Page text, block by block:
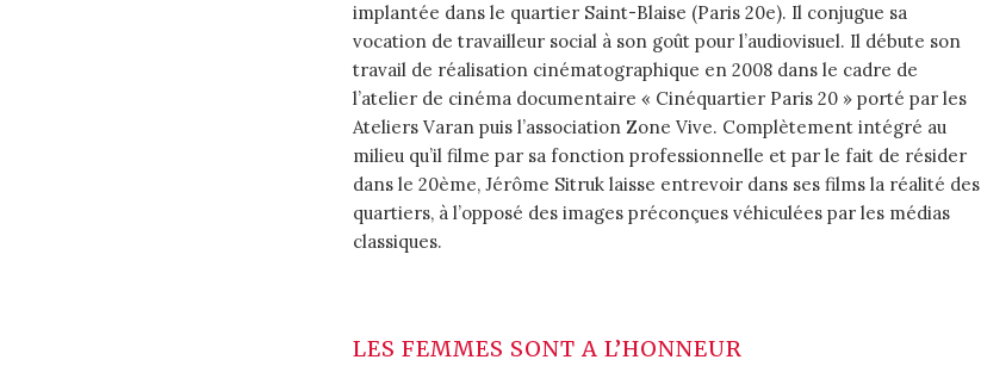
implantée dans le quartier Saint-Blaise (Paris 20e). Il conjugue sa
vocation de travailleur social à son goût pour l’audiovisuel. Il débute son
travail de réalisation cinématographique en 2008 dans le cadre de
l’atelier de cinéma documentaire « Cinéquartier Paris 20 » porté par les
Ateliers Varan puis l’association Zone Vive. Complètement intégré au
milieu qu’il filme par sa fonction professionnelle et par le fait de résider
dans le 20ème, Jérôme Sitruk laisse entrevoir dans ses films la réalité des
quartiers, à l’opposé des images préconçues véhiculées par les médias
classiques.
LES FEMMES SONT A L’HONNEUR